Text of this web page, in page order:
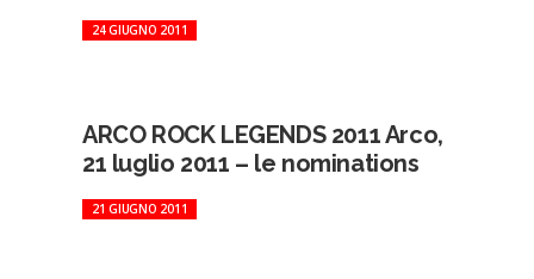
24 GIUGNO 2011
ARCO ROCK LEGENDS 2011 Arco,
21 luglio 2011 – le nominations
21 GIUGNO 2011